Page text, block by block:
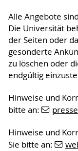
Alle Angebote
Die Universität
der Seiten oder
gesonderte
zu löschen oder
endgültig
Hinweise und
bitte an:
Hinweise und
Sie bitte an: